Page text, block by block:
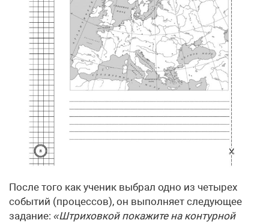
После того как ученик выбрал одно из четырех
событий (процессов), он выполняет следующее
задание: «Штриховкой покажите на контурной